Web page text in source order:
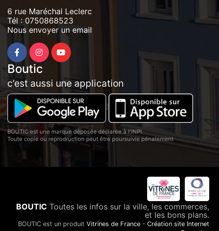
6 rue Maréchal Leclerc
Tél : 0750868523
Nous envoyer un email
Boutic
c’est aussi une application
BOUTIC est une marque déposée déclarée à l'INPI
Toute copie ou reprodruction peut être poursuivie pénalement
BOUTIC Toutes les infos sur la ville, les commerces,
et les bons plans.
BOUTIC est un produit Vitrines de France - Création site Internet